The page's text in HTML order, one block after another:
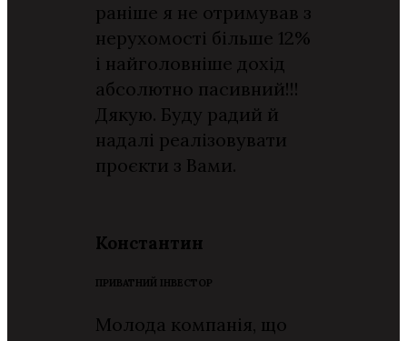
раніше я не отримував з
нерухомості більше 12%
і найголовніше дохід
абсолютно пасивний!!!
Дякую. Буду радий й
надалі реалізовувати
проєкти з Вами.
Константин
ПРИВАТНИЙ ІНВЕСТОР
Молода компанія, що